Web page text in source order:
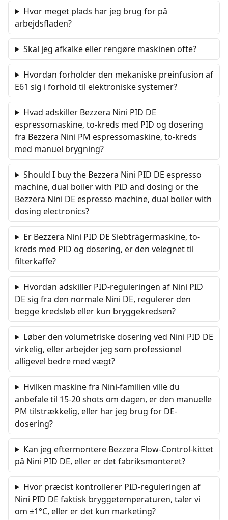
Hvor meget plads har jeg brug for på
arbejdsfladen?
Skal jeg afkalke eller rengøre maskinen ofte?
Hvordan forholder den mekaniske preinfusion af
E61 sig i forhold til elektroniske systemer?
Hvad adskiller Bezzera Nini PID DE
espressomaskine, to-kreds med PID og dosering
fra Bezzera Nini PM espressomaskine, to-kreds
med manuel brygning?
Should I buy the Bezzera Nini PID DE espresso
machine, dual boiler with PID and dosing or the
Bezzera Nini DE espresso machine, dual boiler with
dosing electronics?
Er Bezzera Nini PID DE Siebträgermaskine, to-
kreds med PID og dosering, er den velegnet til
filterkaffe?
Hvordan adskiller PID-reguleringen af Nini PID
DE sig fra den normale Nini DE, regulerer den
begge kredsløb eller kun bryggekredsen?
Løber den volumetriske dosering ved Nini PID DE
virkelig, eller arbejder jeg som professionel
alligevel bedre med vægt?
Hvilken maskine fra Nini-familien ville du
anbefale til 15-20 shots om dagen, er den manuelle
PM tilstrækkelig, eller har jeg brug for DE-
dosering?
Kan jeg eftermontere Bezzera Flow-Control-kittet
på Nini PID DE, eller er det fabriksmonteret?
Hvor præcist kontrollerer PID-reguleringen af
Nini PID DE faktisk bryggetemperaturen, taler vi
om ±1°C, eller er det kun marketing?